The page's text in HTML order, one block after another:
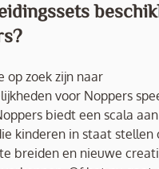
op zoek zijn naar
voor Noppers
biedt een scala aan
kinderen in staat stellen
breiden en nieuwe